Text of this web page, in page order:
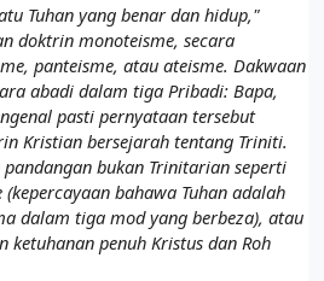
Tuhan yang benar dan hidup,"
doktrin monoteisme, secara
panteisme, atau ateisme. Dakwaan
abadi dalam tiga Pribadi: Bapa,
pasti pernyataan tersebut
Kristian bersejarah tentang Triniti.
bukan Trinitarian seperti
bahawa Tuhan adalah
dalam tiga mod yang berbeza), atau
ketuhanan penuh Kristus dan Roh